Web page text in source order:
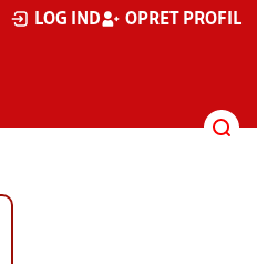
LOG IND OPRET PROFIL